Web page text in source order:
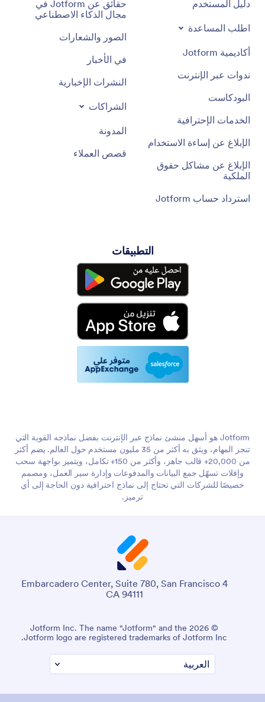
دليل المستخدم
اطلب المساعدة
أكاديمية Jotform
ندوات عبر الإنترنت
البودكاست
الخدمات الإحترافية
الإبلاغ عن إساءة الاستخدام
الإبلاغ عن مشاكل حقوق
الملكية
استرداد حساب Jotform
حقائق عن Jotform في
مجال الذكاء الاصطناعي
الصور والشعارات
في الأخبار
النشرات الإخبارية
الشراكات
المدونة
قصص العملاء
التطبيقات
Jotform هو أسهل منشئ نماذج عبر الإنترنت بفضل نماذجه القوية التي
تنجز المهام، ويثق به أكثر من 35 مليون مستخدم حول العالم. يضم أكثر
من 20,000+ قالب جاهز، وأكثر من 150+ تكامل، ويتميز بواجهة سحب
وإفلات تسهّل جمع البيانات والمدفوعات وإدارة سير العمل، ومصمم
خصيصًا للشركات التي تحتاج إلى نماذج احترافية دون الحاجة إلى أي
ترميز.
4 Embarcadero Center, Suite 780, San Francisco
CA 94111
© 2026 Jotform Inc. The name "Jotform" and the
Jotform logo are registered trademarks of Jotform Inc.